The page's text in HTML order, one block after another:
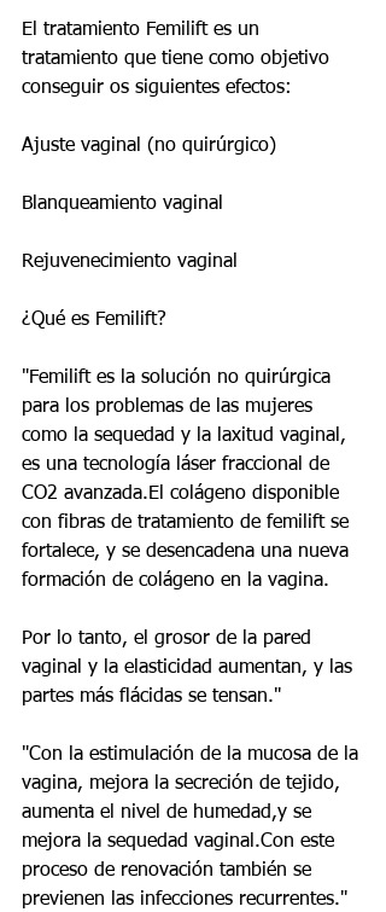
El tratamiento Femilift es un
tratamiento que tiene como objetivo
conseguir os siguientes efectos:
Ajuste vaginal (no quirúrgico)
Blanqueamiento vaginal
Rejuvenecimiento vaginal
¿Qué es Femilift?
"Femilift es la solución no quirúrgica
para los problemas de las mujeres
como la sequedad y la laxitud vaginal,
es una tecnología láser fraccional de
CO2 avanzada.El colágeno disponible
con fibras de tratamiento de femilift se
fortalece, y se desencadena una nueva
formación de colágeno en la vagina.
Por lo tanto, el grosor de la pared
vaginal y la elasticidad aumentan, y las
partes más flácidas se tensan."
"Con la estimulación de la mucosa de la
vagina, mejora la secreción de tejido,
aumenta el nivel de humedad,y se
mejora la sequedad vaginal.Con este
proceso de renovación también se
previenen las infecciones recurrentes."